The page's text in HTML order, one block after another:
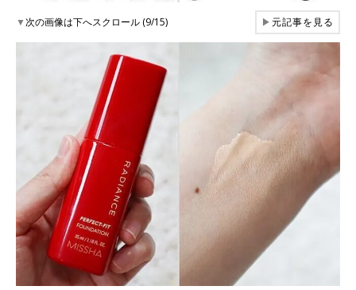
▼次の画像は下へスクロール (9/15) ▶元記事を見る